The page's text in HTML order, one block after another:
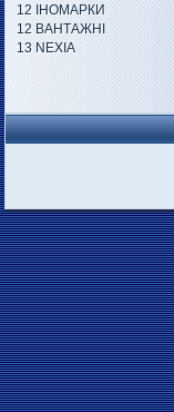
12 ІНОМАРКИ
12 ВАНТАЖНІ
13 NEXIA